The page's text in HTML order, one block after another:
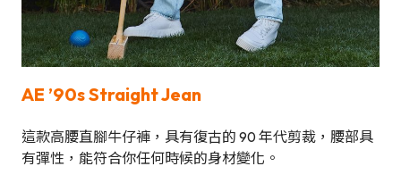
AE ’90s Straight Jean
這款高腰直腳牛仔褲，具有復古的 90 年代剪裁，腰部具
有彈性，能符合你任何時候的身材變化。